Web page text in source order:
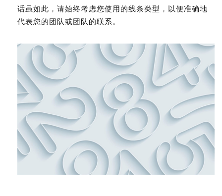
话虽如此，请始终考虑您使用的线条类型，以便准确地
代表您的团队或团队的联系。